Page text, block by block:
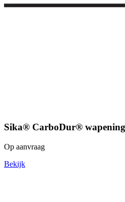
Sika® CarboDur®
Op aanvraag
Bekijk